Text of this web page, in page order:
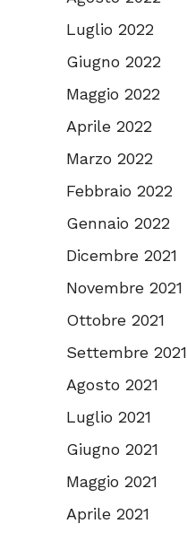
Luglio 2022
Giugno 2022
Maggio 2022
Aprile 2022
Marzo 2022
Febbraio 2022
Gennaio 2022
Dicembre 2021
Novembre 2021
Ottobre 2021
Settembre 2021
Agosto 2021
Luglio 2021
Giugno 2021
Maggio 2021
Aprile 2021